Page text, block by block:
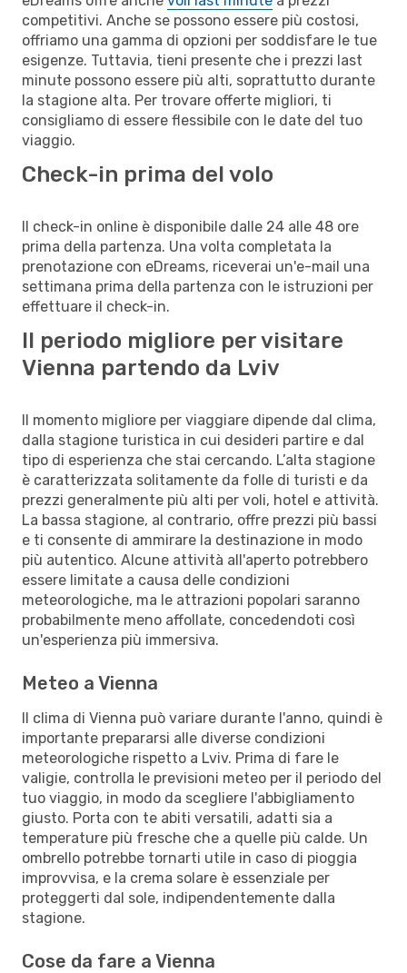
competitivi. Anche se possono essere più costosi,
offriamo una gamma di opzioni per soddisfare le tue
esigenze. Tuttavia, tieni presente che i prezzi last
minute possono essere più alti, soprattutto durante
la stagione alta. Per trovare offerte migliori, ti
consigliamo di essere flessibile con le date del tuo
viaggio.
Check-in prima del volo
Il check-in online è disponibile dalle 24 alle 48 ore
prima della partenza. Una volta completata la
prenotazione con eDreams, riceverai un'e-mail una
settimana prima della partenza con le istruzioni per
effettuare il check-in.
Il periodo migliore per visitare
Vienna partendo da Lviv
Il momento migliore per viaggiare dipende dal clima,
dalla stagione turistica in cui desideri partire e dal
tipo di esperienza che stai cercando. L’alta stagione
è caratterizzata solitamente da folle di turisti e da
prezzi generalmente più alti per voli, hotel e attività.
La bassa stagione, al contrario, offre prezzi più bassi
e ti consente di ammirare la destinazione in modo
più autentico. Alcune attività all'aperto potrebbero
essere limitate a causa delle condizioni
meteorologiche, ma le attrazioni popolari saranno
probabilmente meno affollate, concedendoti così
un'esperienza più immersiva.
Meteo a Vienna
Il clima di Vienna può variare durante l'anno, quindi è
importante prepararsi alle diverse condizioni
meteorologiche rispetto a Lviv. Prima di fare le
valigie, controlla le previsioni meteo per il periodo del
tuo viaggio, in modo da scegliere l'abbigliamento
giusto. Porta con te abiti versatili, adatti sia a
temperature più fresche che a quelle più calde. Un
ombrello potrebbe tornarti utile in caso di pioggia
improvvisa, e la crema solare è essenziale per
proteggerti dal sole, indipendentemente dalla
stagione.
Cose da fare a Vienna